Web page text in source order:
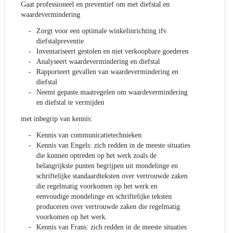
Gaat professioneel en preventief om met diefstal en
waardevermindering
Zorgt voor een optimale winkelinrichting ifv.
diefstalpreventie
Inventariseert gestolen en niet verkoopbare goederen
Analyseert waardevermindering en diefstal
Rapporteert gevallen van waardevermindering en
diefstal
Neemt gepaste maatregelen om waardevermindering
en diefstal te vermijden
met inbegrip van kennis:
Kennis van communicatietechnieken
Kennis van Engels: zich redden in de meeste situaties
die kunnen optreden op het werk zoals de
belangrijkste punten begrijpen uit mondelinge en
schriftelijke standaardteksten over vertrouwde zaken
die regelmatig voorkomen op het werk en
eenvoudige mondelinge en schriftelijke teksten
produceren over vertrouwde zaken die regelmatig
voorkomen op het werk.
Kennis van Frans: zich redden in de meeste situaties